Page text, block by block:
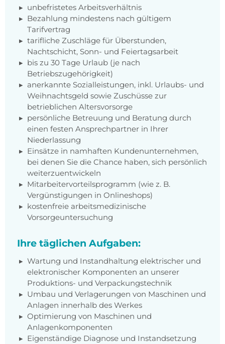
unbefristetes Arbeitsverhältnis
Bezahlung mindestens nach gültigem
Tarifvertrag
tarifliche Zuschläge für Überstunden,
Nachtschicht, Sonn- und Feiertagsarbeit
bis zu 30 Tage Urlaub (je nach
Betriebszugehörigkeit)
anerkannte Sozialleistungen, inkl. Urlaubs- und
Weihnachtsgeld sowie Zuschüsse zur
betrieblichen Altersvorsorge
persönliche Betreuung und Beratung durch
einen festen Ansprechpartner in Ihrer
Niederlassung
Einsätze in namhaften Kundenunternehmen,
bei denen Sie die Chance haben, sich persönlich
weiterzuentwickeln
Mitarbeitervorteilsprogramm (wie z. B.
Vergünstigungen in Onlineshops)
kostenfreie arbeitsmedizinische
Vorsorgeuntersuchung
Ihre täglichen Aufgaben:
Wartung und Instandhaltung elektrischer und
elektronischer Komponenten an unserer
Produktions- und Verpackungstechnik
Umbau und Verlagerungen von Maschinen und
Anlagen innerhalb des Werkes
Optimierung von Maschinen und
Anlagenkomponenten
Eigenständige Diagnose und Instandsetzung